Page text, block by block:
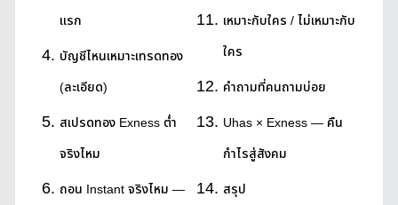
แรก
บัญชีไหนเหมาะเทรดทอง
(ละเอียด)
สเปรดทอง Exness ต่ำ
จริงไหม
ถอน Instant จริงไหม —
เหมาะกับใคร / ไม่เหมาะกับ
ใคร
คำถามที่คนถามบ่อย
Uhas × Exness — คืน
กำไรสู่สังคม
สรุป